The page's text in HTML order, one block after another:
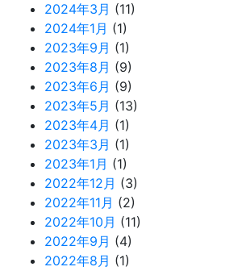
2024年3月 (11)
2024年1月 (1)
2023年9月 (1)
2023年8月 (9)
2023年6月 (9)
2023年5月 (13)
2023年4月 (1)
2023年3月 (1)
2023年1月 (1)
2022年12月 (3)
2022年11月 (2)
2022年10月 (11)
2022年9月 (4)
2022年8月 (1)